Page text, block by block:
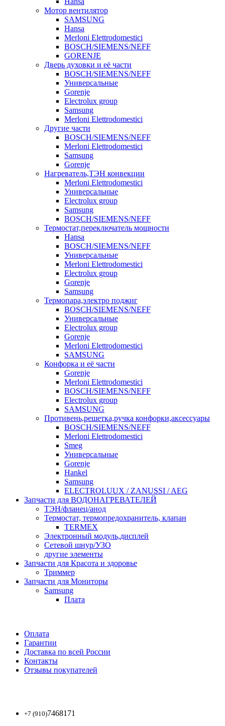
Мотор вентилятор
SAMSUNG
Hansa
Merloni Elettrodomestici
BOSCH/SIEMENS/NEFF
GORENJE
Дверь духовки и её части
BOSCH/SIEMENS/NEFF
Универсальные
Gorenje
Electrolux group
Samsung
Merloni Elettrodomestici
Другие части
BOSCH/SIEMENS/NEFF
Merloni Elettrodomestici
Samsung
Gorenje
Нагреватель,ТЭН конвекции
Merloni Elettrodomestici
Универсальные
Electrolux group
Samsung
BOSCH/SIEMENS/NEFF
Термостат,переключатель мощности
Hansa
BOSCH/SIEMENS/NEFF
Универсальные
Merloni Elettrodomestici
Electrolux group
Gorenje
Samsung
Термопара,электро поджиг
BOSCH/SIEMENS/NEFF
Универсальные
Electrolux group
Gorenje
Merloni Elettrodomestici
SAMSUNG
Конфорка и её части
Gorenje
Merloni Elettrodomestici
BOSCH/SIEMENS/NEFF
Electrolux group
SAMSUNG
Противень,решетка,ручка конфорки,аксессуары
BOSCH/SIEMENS/NEFF
Merloni Elettrodomestici
Smeg
Универсальные
Gorenje
Hankel
Samsung
ELECTROLUUX / ZANUSSI / AEG
Запчасти для ВОДОНАГРЕВАТЕЛЕЙ
ТЭН/фланец/анод
Термостат, термопредохранитель, клапан
TERMEX
Электронный модуль,дисплей
Сетевой шнур/УЗО
другие элементы
Запчасти для Красота и здоровье
Триммер
Запчасти для Мониторы
Samsung
Плата
Оплата
Гарантии
Доставка по всей России
Контакты
Отзывы покупателей
+7 (910)7468171